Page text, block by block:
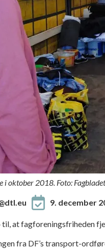
i oktober 2018. Foto:
9. december
at fagforeningsfriheden
fra DF’s transport-